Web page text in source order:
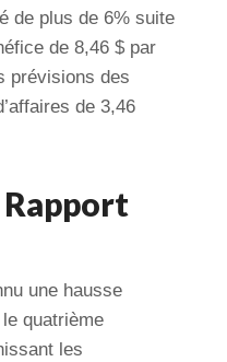
de plus de 6% suite
de 8,46 $ par
prévisions des
de 3,46
une hausse
quatrième
les